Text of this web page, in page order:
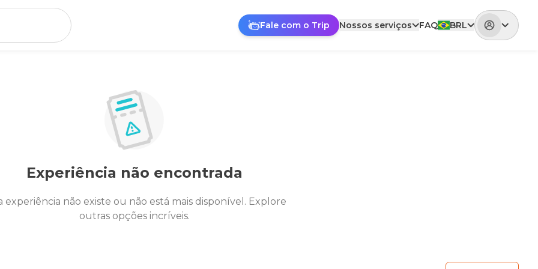
Fale com o Trip Nossos serviços FAQ BRL
Experiência não encontrada
experiência não existe ou não está mais disponível. Explore
outras opções incríveis.